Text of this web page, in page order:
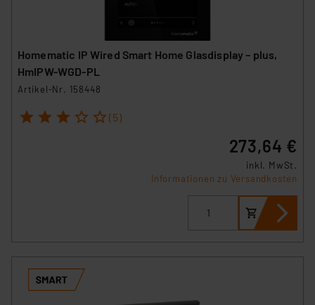
Homematic IP Wired Smart Home Glasdisplay – plus,
HmIPW-WGD-PL
Artikel-Nr. 158448
1 2 3 4 5 (5)
273,64 €
inkl. MwSt.
Informationen zu Versandkosten